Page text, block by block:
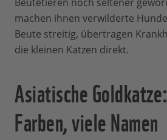
Beutetieren noch seltener
machen ihnen verwilderte
Beute streitig, übertragen
die kleinen Katzen direkt.
Asiatische
Farben, viele Namen